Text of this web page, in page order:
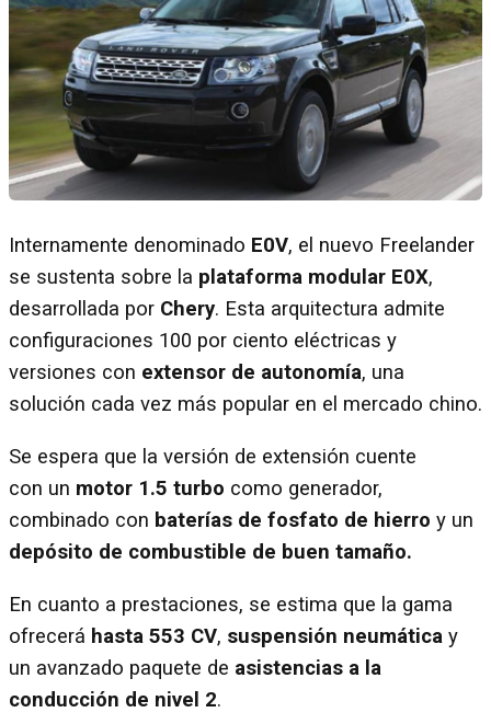
Internamente denominado E0V, el nuevo Freelander
se sustenta sobre la plataforma modular E0X,
desarrollada por Chery. Esta arquitectura admite
configuraciones 100 por ciento eléctricas y
versiones con extensor de autonomía, una
solución cada vez más popular en el mercado chino.
Se espera que la versión de extensión cuente
con un motor 1.5 turbo como generador,
combinado con baterías de fosfato de hierro y un
depósito de combustible de buen tamaño.
En cuanto a prestaciones, se estima que la gama
ofrecerá hasta 553 CV, suspensión neumática y
un avanzado paquete de asistencias a la
conducción de nivel 2.